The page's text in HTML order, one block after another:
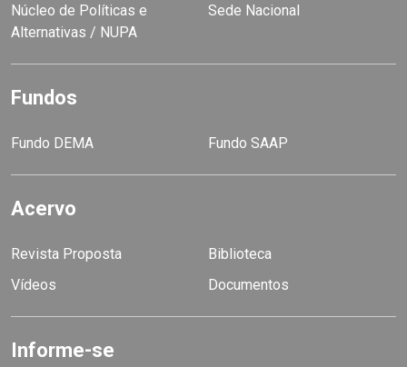
Núcleo de Políticas e
Alternativas / NUPA
Sede Nacional
Fundos
Fundo DEMA Fundo SAAP
Acervo
Revista Proposta
Biblioteca
Vídeos
Documentos
Informe-se